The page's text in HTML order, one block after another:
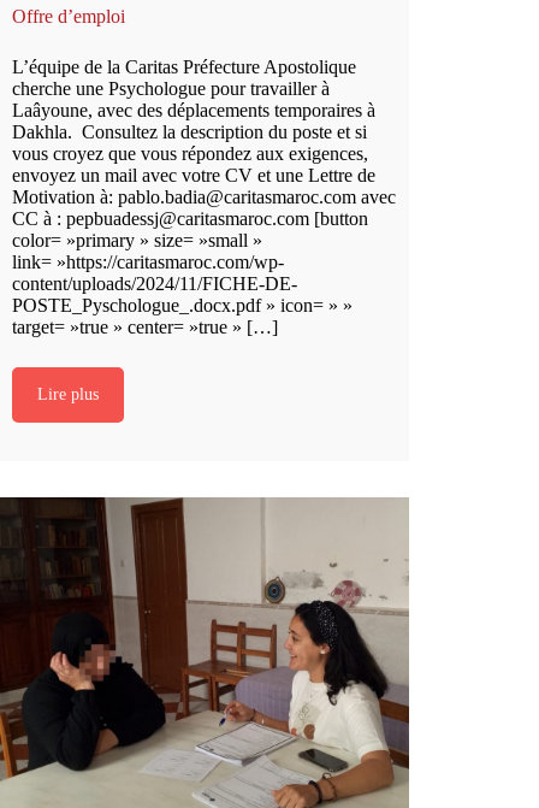
Offre d’emploi
L’équipe de la Caritas Préfecture Apostolique
cherche une Psychologue pour travailler à
Laâyoune, avec des déplacements temporaires à
Dakhla. Consultez la description du poste et si
vous croyez que vous répondez aux exigences,
envoyez un mail avec votre CV et une Lettre de
Motivation à: pablo.badia@caritasmaroc.com avec
CC à : pepbuadessj@caritasmaroc.com [button
color= »primary » size= »small »
link= »https://caritasmaroc.com/wp-
content/uploads/2024/11/FICHE-DE-
POSTE_Pyschologue_.docx.pdf » icon= » »
target= »true » center= »true » […]
Lire plus